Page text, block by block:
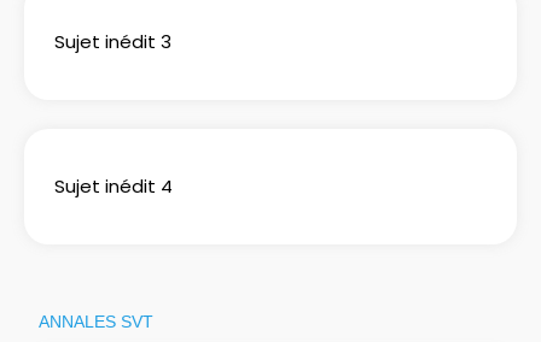
Sujet inédit 3
Sujet inédit 4
ANNALES SVT